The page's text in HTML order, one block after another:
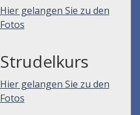
Hier gelangen Sie zu den
Fotos
Strudelkurs
Hier gelangen Sie zu den
Fotos